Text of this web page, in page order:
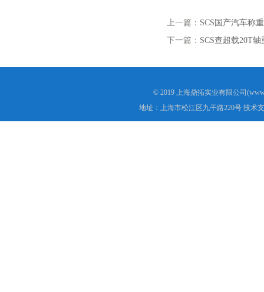
上一篇： SCS国产汽车称
下一篇： SCS查超载20T
© 2019 上海鼎拓实业有限公司
地址：上海市松江区九干路220号 技术